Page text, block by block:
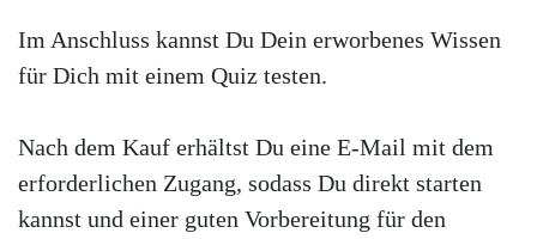
Im Anschluss kannst Du Dein erworbenes Wissen
für Dich mit einem Quiz testen.
Nach dem Kauf erhältst Du eine E-Mail mit dem
erforderlichen Zugang, sodass Du direkt starten
kannst und einer guten Vorbereitung für den